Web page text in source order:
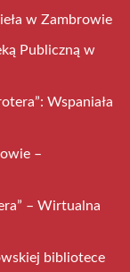
w Zambrowie
Publiczną w
Wspaniała
–
– Wirtualna
bibliotece